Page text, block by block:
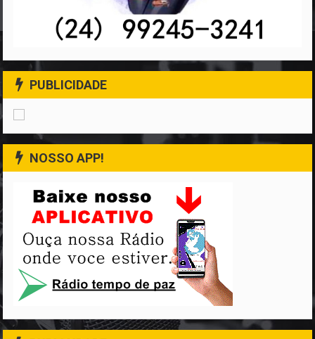
PUBLICIDADE
NOSSO APP!